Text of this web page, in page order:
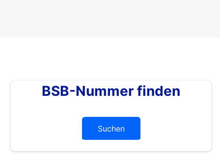
BSB-Nummer finden
Suchen